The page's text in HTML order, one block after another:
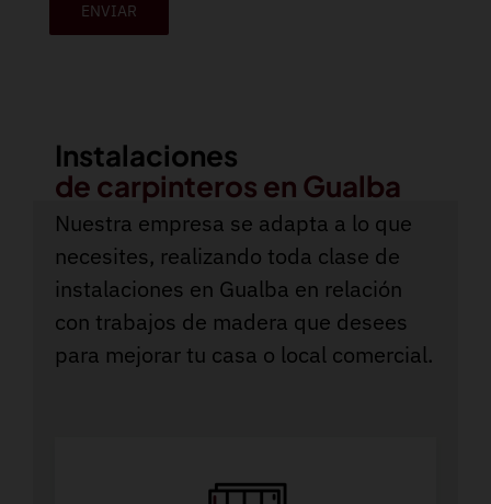
ENVIAR
Instalaciones
de carpinteros en Gualba
Nuestra empresa se adapta a lo que
necesites, realizando toda clase de
instalaciones en Gualba en relación
con trabajos de madera que desees
para mejorar tu casa o local comercial.